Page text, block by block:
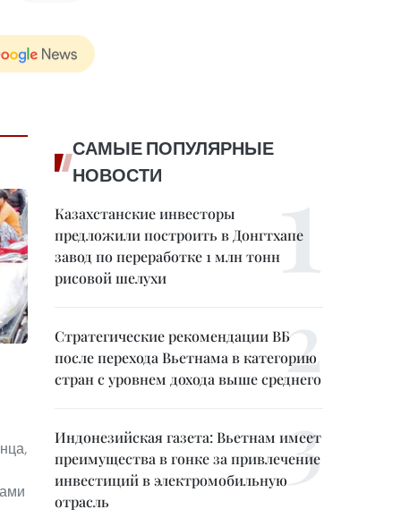
САМЫЕ ПОПУЛЯРНЫЕ
НОВОСТИ
Казахстанские инвесторы
предложили построить в Донгтхапе
завод по переработке 1 млн тонн
рисовой шелухи
Стратегические рекомендации ВБ
после перехода Вьетнама в категорию
стран с уровнем дохода выше среднего
Индонезийская газета: Вьетнам имеет
преимущества в гонке за привлечение
инвестиций в электромобильную
отрасль